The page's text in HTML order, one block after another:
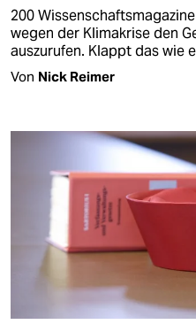
200
wegen der Klimakrise den
auszurufen. Klappt das wie
Von Nick Reimer